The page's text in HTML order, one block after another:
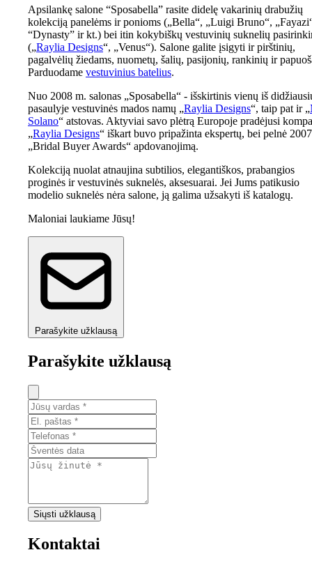
Apsilankę salone “Sposabella” rasite didelę vakarinių drabužių
kolekciją panelėms ir ponioms („Bella“, „Luigi Bruno“,
“Dynasty” ir kt.) bei itin kokybiškų vestuvinių suknelių
(„Raylia Designs“, „Venus“). Salone galite įsigyti ir pirštinių,
pagalvėlių žiedams, nuometų, šalių, pasijonių, rankinių ir
Parduodame vestuvinius batelius.
Nuo 2008 m. salonas „Sposabella“ - išskirtinis vienų iš
pasaulyje vestuvinės mados namų „Raylia Designs“, taip pat ir „
Solano“ atstovas. Aktyviai savo plėtrą Europoje pradėjusi
„Raylia Designs“ iškart buvo pripažinta ekspertų, bei pelnė
„Bridal Buyer Awards“ apdovanojimą.
Kolekciją nuolat atnaujina subtilios, elegantiškos, prabangios
proginės ir vestuvinės suknelės, aksesuarai. Jei Jums patikusio
modelio suknelės nėra salone, ją galima užsakyti iš katalogų.
Maloniai laukiame Jūsų!
Parašykite užklausą
Parašykite užklausą
Siųsti užklausą
Kontaktai